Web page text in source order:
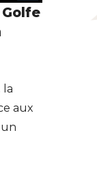
la
aux
un